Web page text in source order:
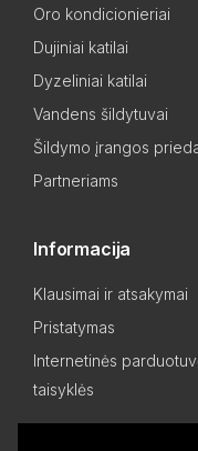
Oro kondicionieriai
Dujiniai katilai
Dyzeliniai katilai
Vandens šildytuvai
Šildymo įrangos
Partneriams
Informacija
Klausimai ir atsakymai
Pristatymas
Internetinės
taisyklės